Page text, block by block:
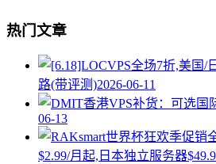
热门文章
路(带评测)2026-06-11
06-13
$2.99/月起,日本独立服务器